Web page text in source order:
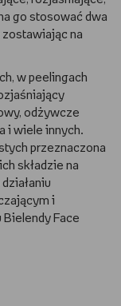
go stosować dwa
na
w peelingach
odżywcze
i wiele innych.
przeznaczona
składzie na
i
Face